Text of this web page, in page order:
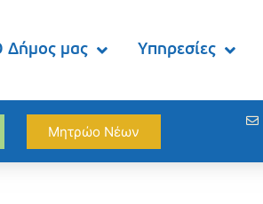
Δήμος μας Υπηρεσίες
Μητρώο Νέων